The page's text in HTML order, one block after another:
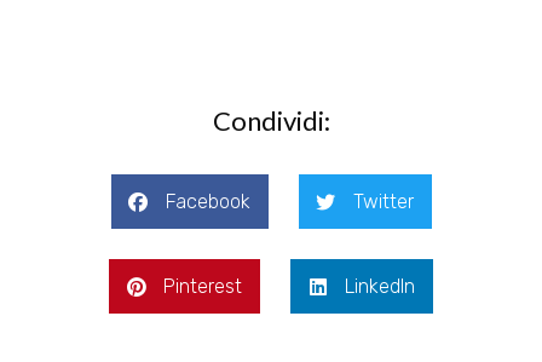
Condividi:
Facebook Twitter
Pinterest LinkedIn